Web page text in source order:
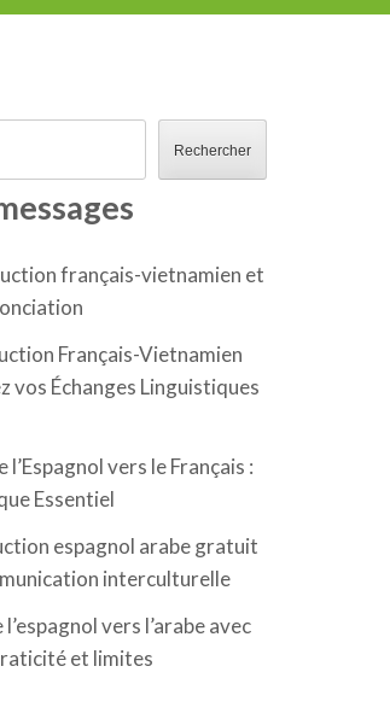
Rechercher
français-vietnamien et
Français-Vietnamien
vos Échanges Linguistiques
vers le Français :
Essentiel
espagnol arabe gratuit
interculturelle
vers l’arabe avec
et limites